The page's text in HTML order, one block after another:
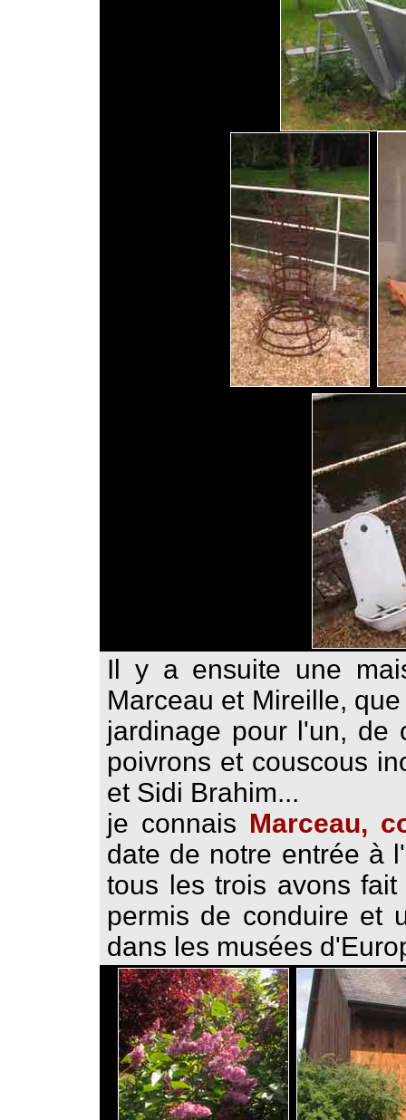
Il y a ensuite une
Marceau et Mireille,
jardinage pour l'un, de
poivrons et couscous
et Sidi Brahim...
je connais Marceau,
date de notre entrée à
tous les trois avons
permis de conduire et
dans les musées